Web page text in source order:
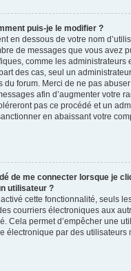
puis-je le modifier ?
en dessous de votre nom
de messages que vous avez
comme les administrateurs
des cas, seul un
du forum. Merci de ne pas
afin d’augmenter votre
pas ce procédé et un
en abaissant votre
de me connecter lorsque je
utilisateur ?
cette fonctionnalité, seuls
courriers électroniques aux
Cela permet d’empêcher une
électronique par des utilisateurs